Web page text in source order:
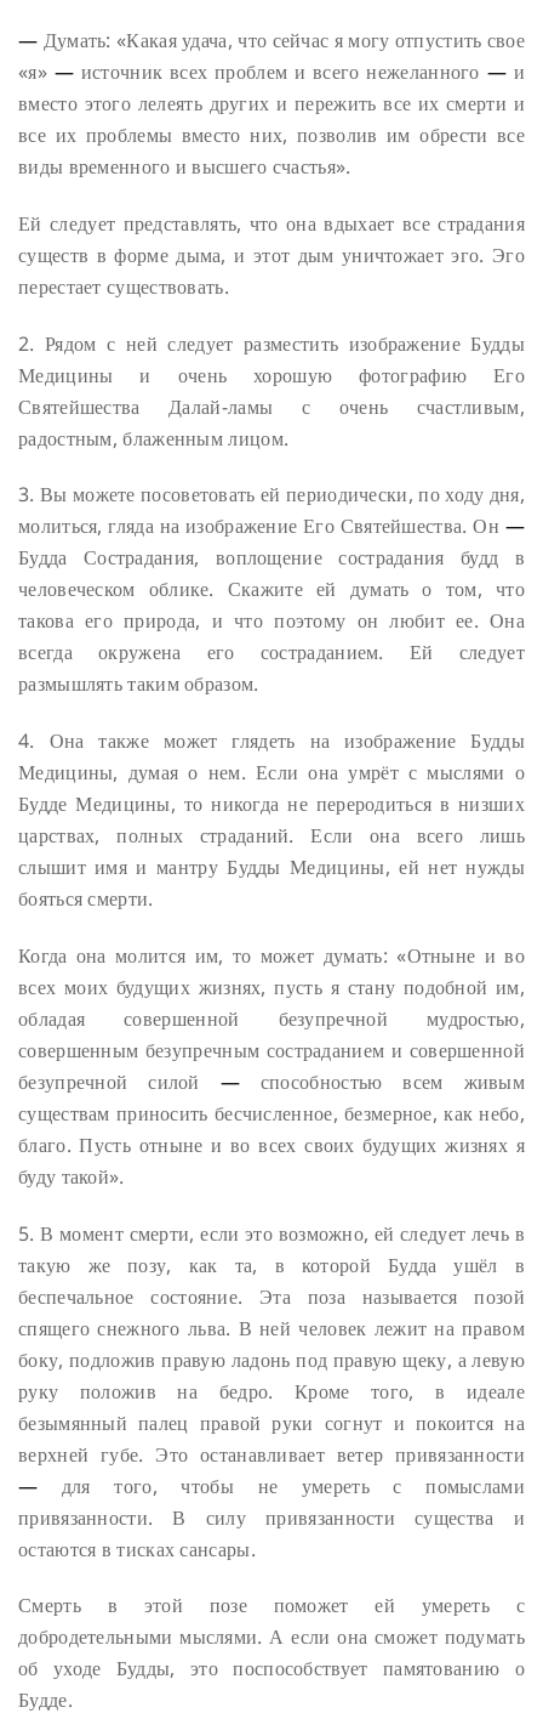
— Думать: «Какая удача, что сейчас я могу отпустить свое
«я» — источник всех проблем и всего нежеланного —и
вместо этого лелеять других и пережить все их смерти и
все их проблемы вместо них, позволив им обрести все
виды временного и высшего счастья».
Ей следует представлять, что она вдыхает все страдания
существ в форме дыма, и этот дым уничтожает эго. Эго
перестает существовать.
2. Рядом с ней следует разместить изображение Будды
Медицины и очень хорошую фотографию Его
Святейшества Далай-ламы с очень счастливым,
радостным, блаженным лицом.
3. Вы можете посоветовать ей периодически, по ходу дня,
молиться, гляда на изображение Его Святейшества. Он —
Будда Сострадания, воплощение сострадания будд в
человеческом облике. Скажите ей думать о том, что
такова его природа, и что поэтому он любит ее. Она
всегда окружена его состраданием. Ей следует
размышлять таким образом.
4. Она также может глядеть на изображение Будды
Медицины, думая о нем. Если она умрёт с мыслями о
Будде Медицины, то никогда не переродиться в низших
царствах, полных страданий. Если она всего лишь
слышит имя и мантру Будды Медицины, ей нет нужды
бояться смерти.
Когда она молится им, то может думать: «Отныне и во
всех моих будущих жизнях, пусть я стану подобной им,
обладая совершенной безупречной мудростью,
совершенным безупречным состраданием и совершенной
безупречной силой —способностью всем живым
существам приносить бесчисленное, безмерное, как небо,
благо. Пусть отныне и во всех своих будущих жизнях я
буду такой».
5. В момент смерти, если это возможно, ей следует лечь в
такую же позу, как та, в которой Будда ушёл в
беспечальное состояние. Эта поза называется позой
спящего снежного льва. В ней человек лежит на правом
боку, подложив правую ладонь под правую щеку, а левую
руку положив на бедро. Кроме того, в идеале
безымянный палец правой руки согнут и покоится на
верхней губе. Это останавливает ветер привязанности
— для того, чтобы не умереть с помыслами
привязанности. В силу привязанности существа и
остаются в тисках сансары.
Смерть в этой позе поможет ей умереть с
добродетельными мыслями. А если она сможет подумать
об уходе Будды, это поспособствует памятованию о
Будде.